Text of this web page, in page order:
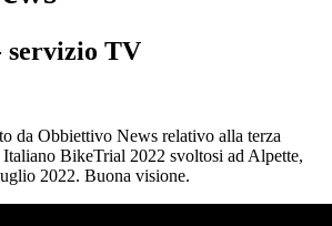
servizio TV
da Obbiettivo News relativo alla terza
BikeTrial 2022 svoltosi ad Alpette,
2022. Buona visione.